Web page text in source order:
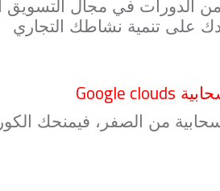
على تنمية نشاطك التجاري
Google clouds
من الصفر، فيمنحك